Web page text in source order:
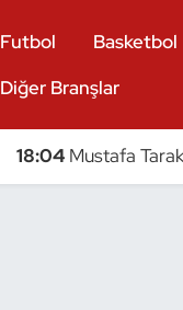
Futbol Basketbol
Diğer Branşlar
18:04 Mustafa